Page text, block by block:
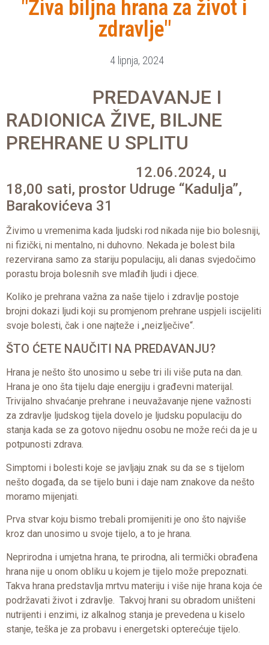
"Živa biljna hrana za život i
zdravlje"
4 lipnja, 2024
PREDAVANJE I
RADIONICA ŽIVE, BILJNE
PREHRANE U SPLITU
12.06.2024, u
18,00 sati, prostor Udruge “Kadulja”,
Barakovićeva 31
Živimo u vremenima kada ljudski rod nikada nije bio bolesniji,
ni fizički, ni mentalno, ni duhovno. Nekada je bolest bila
rezervirana samo za stariju populaciju, ali danas svjedočimo
porastu broja bolesnih sve mlađih ljudi i djece.
Koliko je prehrana važna za naše tijelo i zdravlje postoje
brojni dokazi ljudi koji su promjenom prehrane uspjeli iscijeliti
svoje bolesti, čak i one najteže i „neizlječive“.
ŠTO ĆETE NAUČITI NA PREDAVANJU?
Hrana je nešto što unosimo u sebe tri ili više puta na dan.
Hrana je ono šta tijelu daje energiju i građevni materijal.
Trivijalno shvaćanje prehrane i neuvažavanje njene važnosti
za zdravlje ljudskog tijela dovelo je ljudsku populaciju do
stanja kada se za gotovo nijednu osobu ne može reći da je u
potpunosti zdrava.
Simptomi i bolesti koje se javljaju znak su da se s tijelom
nešto događa, da se tijelo buni i daje nam znakove da nešto
moramo mijenjati.
Prva stvar koju bismo trebali promijeniti je ono što najviše
kroz dan unosimo u svoje tijelo, a to je hrana.
Neprirodna i umjetna hrana, te prirodna, ali termički obrađena
hrana nije u onom obliku u kojem je tijelo može prepoznati.
Takva hrana predstavlja mrtvu materiju i više nije hrana koja će
podržavati život i zdravlje. Takvoj hrani su obradom uništeni
nutrijenti i enzimi, iz alkalnog stanja je prevedena u kiselo
stanje, teška je za probavu i energetski opterećuje tijelo.